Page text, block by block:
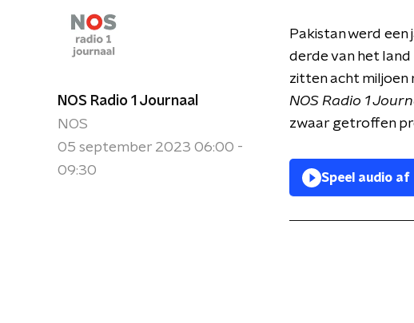
NOS Radio 1 Journaal
NOS
05 september 2023 06:00 -
09:30
Pakistan werd
derde van het
zitten acht miljoen
NOS Radio 1
zwaar getroffen
Speel audio af